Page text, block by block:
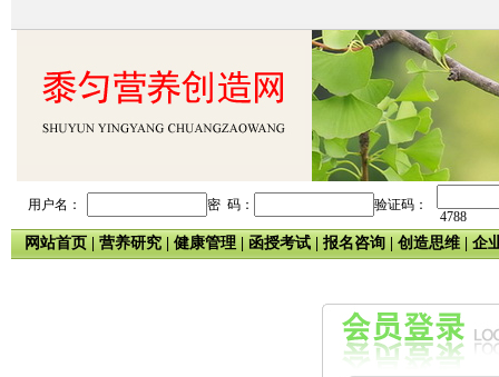
用户名： 密 码： 验证码：
4788
网站首页 营养研究 健康管理 函授考试 报名咨询 创造思维| 企